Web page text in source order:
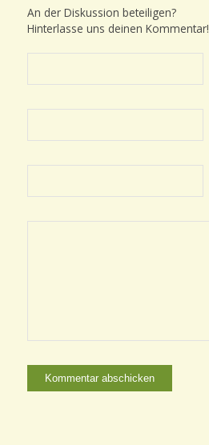
An der Diskussion beteiligen?
Hinterlasse uns deinen Kommentar!